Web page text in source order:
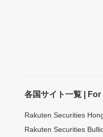
各国サイト一覧 |
Rakuten Securities
Rakuten Securities